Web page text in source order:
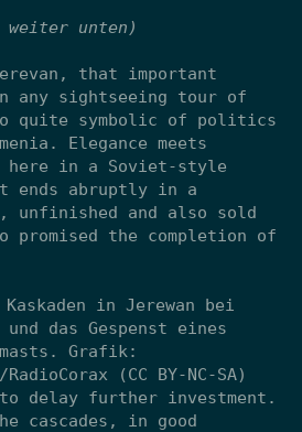
weiter unten)
that important
any sightseeing tour of
quite symbolic of politics
Elegance meets
here in a Soviet-style
ends abruptly in a
unfinished and also sold
promised the completion of
to delay further investment.
cascades, in good